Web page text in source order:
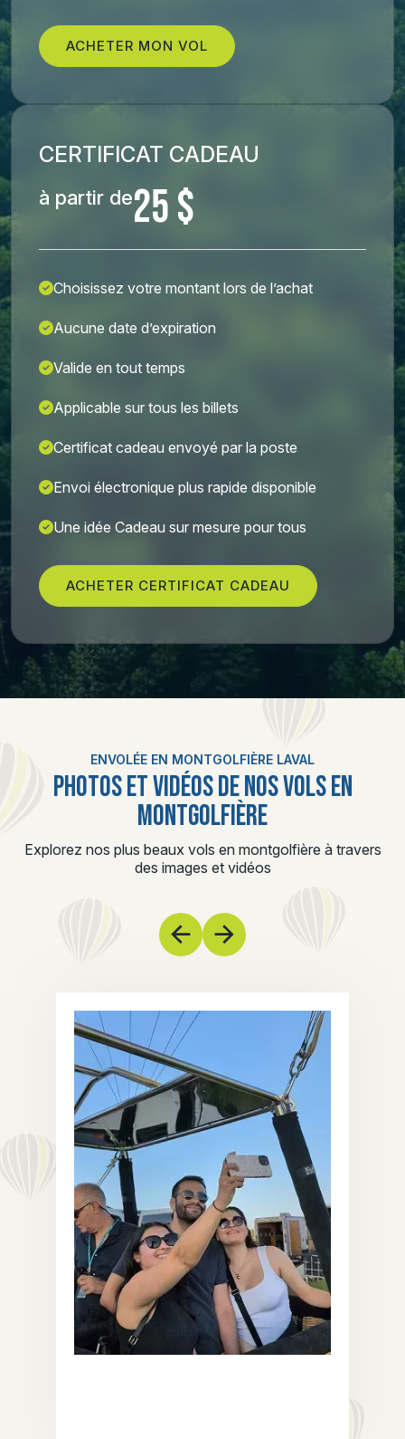
ACHETER MON VOL
CERTIFICAT CADEAU
à partir de25 $
Choisissez votre montant lors de l’achat
Aucune date d’expiration
Valide en tout temps
Applicable sur tous les billets
Certificat cadeau envoyé par la poste
Envoi électronique plus rapide disponible
Une idée Cadeau sur mesure pour tous
ACHETER CERTIFICAT CADEAU
ENVOLÉE EN MONTGOLFIÈRE LAVAL
PHOTOS ET VIDÉOS DE NOS VOLS EN
MONTGOLFIÈRE
Explorez nos plus beaux vols en montgolfière à travers
des images et vidéos